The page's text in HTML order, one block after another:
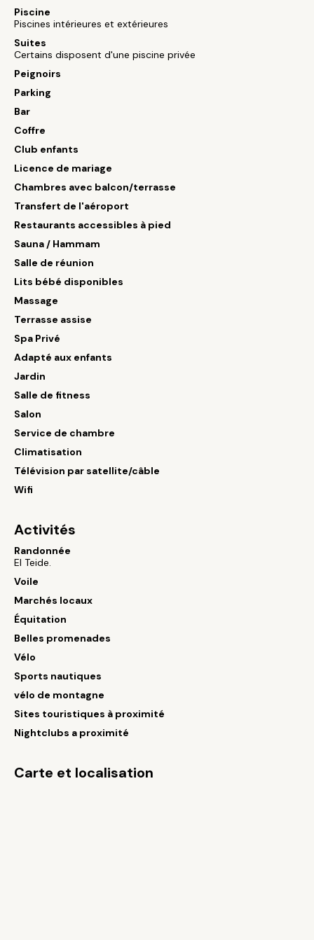
Piscine
Piscines intérieures et extérieures
Suites
Certains disposent d'une piscine privée
Peignoirs
Parking
Bar
Coffre
Club enfants
Licence de mariage
Chambres avec balcon/terrasse
Transfert de l'aéroport
Restaurants accessibles à pied
Sauna / Hammam
Salle de réunion
Lits bébé disponibles
Massage
Terrasse assise
Spa Privé
Adapté aux enfants
Jardin
Salle de fitness
Salon
Service de chambre
Climatisation
Télévision par satellite/câble
Wifi
Activités
Randonnée
El Teide.
Voile
Marchés locaux
Équitation
Belles promenades
Vélo
Sports nautiques
vélo de montagne
Sites touristiques à proximité
Nightclubs a proximité
Carte et localisation